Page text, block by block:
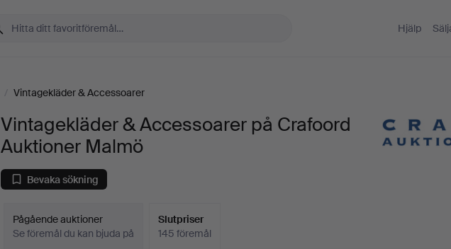
Hjälp
/ Vintagekläder & Accessoarer
Vintagekläder & Accessoarer på Crafoord
Auktioner Malmö
Bevaka sökning
Pågående auktioner
Se föremål du kan bjuda på
Slutpriser
145 föremål